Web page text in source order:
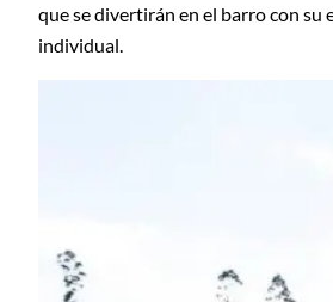
que se divertirán en el barro con su
individual.